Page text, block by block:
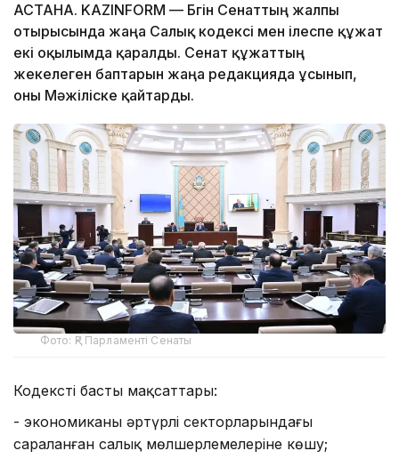
АСТАНА. KAZINFORM — Бүгін Сенаттың жалпы
отырысында жаңа Салық кодексі мен ілеспе құжат
екі оқылымда қаралды. Сенат құжаттың
жекелеген баптарын жаңа редакцияда ұсынып,
оны Мәжіліске қайтарды.
Фото: ҚР Парламенті Сенаты
Кодекстің басты мақсаттары:
- экономиканың әртүрлі секторларындағы
сараланған салық мөлшерлемелеріне көшу;